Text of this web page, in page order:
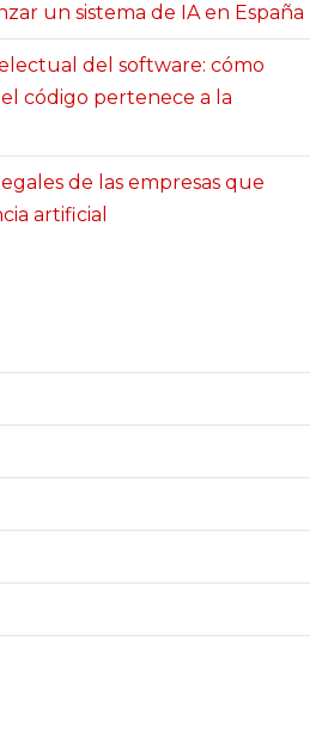
un sistema de IA en España
del software: cómo
código pertenece a la
de las empresas que
artificial